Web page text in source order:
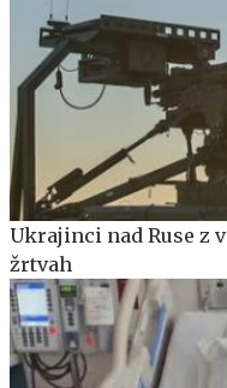
Ukrajinci nad Ruse z
žrtvah